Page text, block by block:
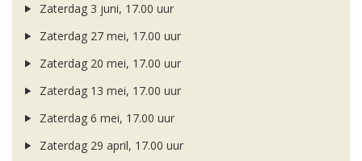
Zaterdag 3 juni, 17.00 uur
Zaterdag 27 mei, 17.00 uur
Zaterdag 20 mei, 17.00 uur
Zaterdag 13 mei, 17.00 uur
Zaterdag 6 mei, 17.00 uur
Zaterdag 29 april, 17.00 uur